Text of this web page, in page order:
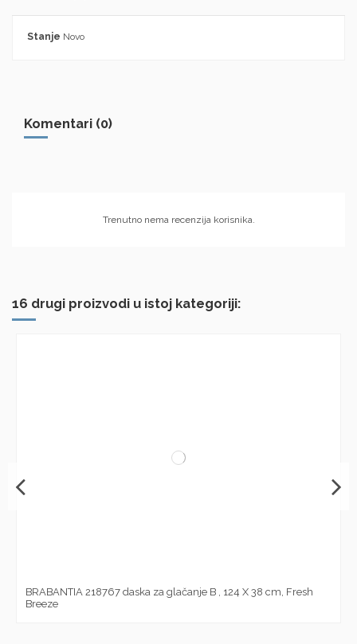
Stanje Novo
Komentari (0)
Trenutno nema recenzija korisnika.
16 drugi proizvodi u istoj kategoriji:
BRABANTIA 218767 daska za glačanje B , 124 X 38 cm, Fresh
Breeze